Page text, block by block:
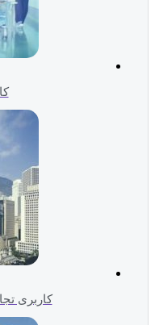
کاربری
کاربری تجاری ،